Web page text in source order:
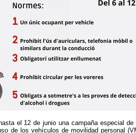
el 12 de junio una campaña especial de
de los vehículos de movilidad personal